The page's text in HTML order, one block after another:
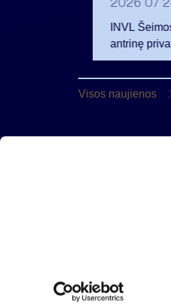
INVL
antrinę
kapitalo
pritraukė
Visos naujienos
Gynėjų g. 14, 01110
2026 © Invalda INVL.